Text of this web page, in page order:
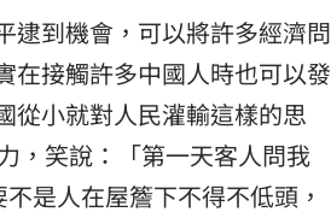
逮到機會，可以將許多經濟問
在接觸許多中國人時也可以發
從小就對人民灌輸這樣的思
，笑說：「第一天客人問我
是人在屋簷下不得不低頭，